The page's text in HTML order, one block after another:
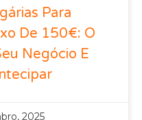
Para
De 150€: O
Negócio E
2025